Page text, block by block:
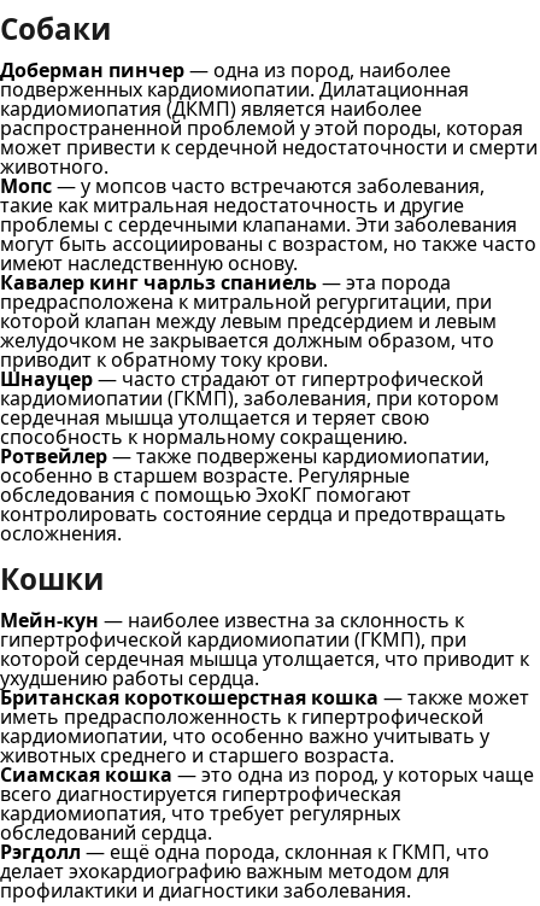
Собаки
Доберман пинчер— одна из пород, наиболее
подверженных кардиомиопатии. Дилатационная
кардиомиопатия (ДКМП) является наиболее
распространенной проблемой у этой породы, которая
может привести к сердечной недостаточности и смерти
животного.
Мопс— у мопсов часто встречаются заболевания,
такие как митральная недостаточность и другие
проблемы с сердечными клапанами. Эти заболевания
могут быть ассоциированы с возрастом, но также часто
имеют наследственную основу.
Кавалер кинг чарльз спаниель— эта порода
предрасположена к митральной регургитации, при
которой клапан между левым предсердием и левым
желудочком не закрывается должным образом, что
приводит к обратному току крови.
Шнауцер— часто страдают от гипертрофической
кардиомиопатии (ГКМП), заболевания, при котором
сердечная мышца утолщается и теряет свою
способность к нормальному сокращению.
Ротвейлер— также подвержены кардиомиопатии,
особенно в старшем возрасте. Регулярные
обследования с помощью ЭхоКГ помогают
контролировать состояние сердца и предотвращать
осложнения.
Кошки
Мейн-кун — наиболее известна за склонность к
гипертрофической кардиомиопатии (ГКМП), при
которой сердечная мышца утолщается, что приводит к
ухудшению работы сердца.
Британская короткошерстная кошка — также может
иметь предрасположенность к гипертрофической
кардиомиопатии, что особенно важно учитывать у
животных среднего и старшего возраста.
Сиамская кошка — это одна из пород, у которых чаще
всего диагностируется гипертрофическая
кардиомиопатия, что требует регулярных
обследований сердца.
Рэгдолл — ещё одна порода, склонная к ГКМП, что
делает эхокардиографию важным методом для
профилактики и диагностики заболевания.